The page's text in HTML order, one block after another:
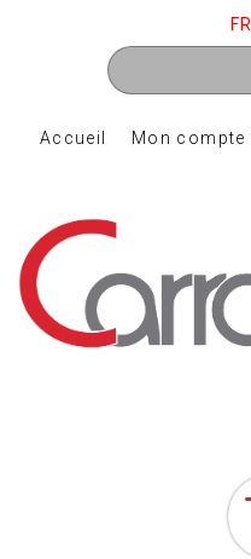
FR
Accueil Mon compte